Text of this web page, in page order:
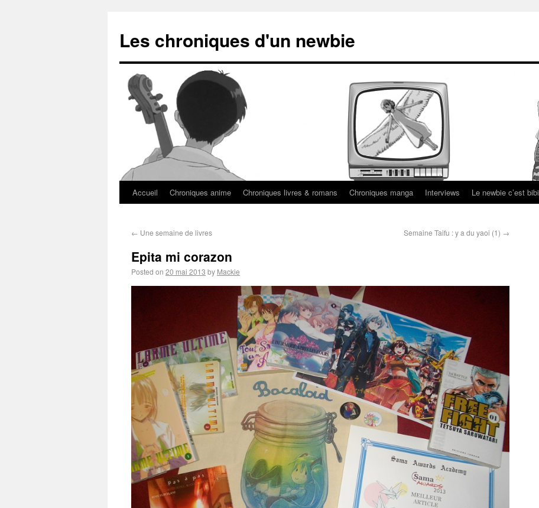
Les chroniques d'un newbie
Accueil Chroniques anime Chroniques livres & romans Chroniques manga Interviews Le newbie c’est bibi
← Une semaine de livres Semaine Taifu : y a du yaoi (1) →
Epita mi corazon
Posted on 20 mai 2013 by Mackie